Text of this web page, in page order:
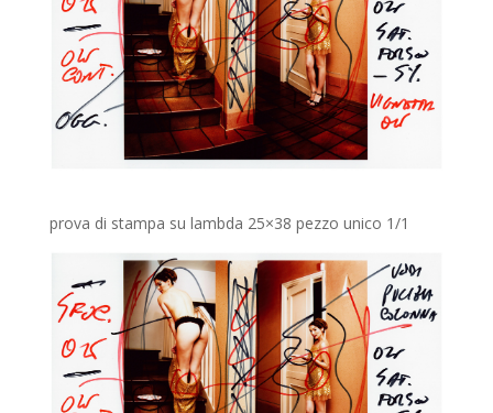
prova di stampa su lambda 25×38 pezzo unico 1/1